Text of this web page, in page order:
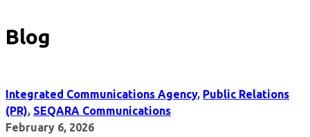
Blog
Integrated Communications Agency, Public Relations
(PR), SEQARA Communications
February 6, 2026